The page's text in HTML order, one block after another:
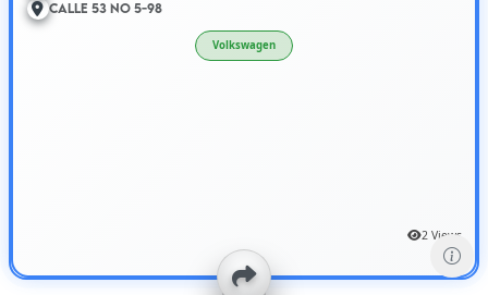
Calle 53 No 5-98
Volkswagen
2 Views